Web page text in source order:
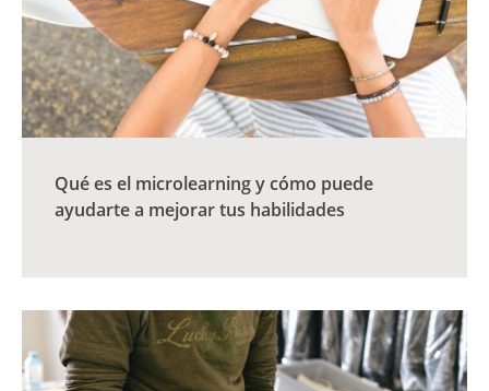
Qué es el microlearning y cómo puede
ayudarte a mejorar tus habilidades